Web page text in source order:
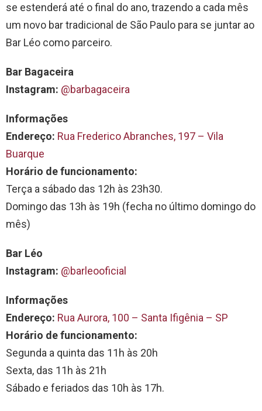
se estenderá até o final do ano, trazendo a cada mês
um novo bar tradicional de São Paulo para se juntar ao
Bar Léo como parceiro.
Bar Bagaceira
Instagram: @barbagaceira
Informações
Endereço: Rua Frederico Abranches, 197 – Vila
Buarque
Horário de funcionamento:
Terça a sábado das 12h às 23h30.
Domingo das 13h às 19h (fecha no último domingo do
mês)
Bar Léo
Instagram: @barleooficial
Informações
Endereço: Rua Aurora, 100 – Santa Ifigênia – SP
Horário de funcionamento:
Segunda a quinta das 11h às 20h
Sexta, das 11h às 21h
Sábado e feriados das 10h às 17h.